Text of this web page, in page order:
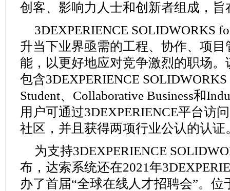
创客、影响力人士和创新者组成，
3DEXPERIENCE SOLIDWORKS
升当下业界亟需的工程、协作、项
能，以更好地应对竞争激烈的职场
包含3DEXPERIENCE
Student、Collaborative Business和
用户可通过3DEXPERIENCE平台访
社区，并且获得两项行业公认的认
为支持3DEXPERIENCE
布，达索系统还在2021年
办了首届“全球在线人才招聘会”。